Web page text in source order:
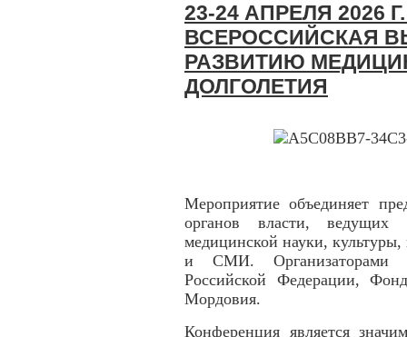
23-24 АПРЕЛЯ 2026
ВСЕРОССИЙСКАЯ
РАЗВИТИЮ
ДОЛГОЛЕТИЯ
Мероприятие объединяет
органов власти, ведущих
медицинской науки,
и СМИ. Организаторами
Российской Федерации,
Мордовия.
Конференция является